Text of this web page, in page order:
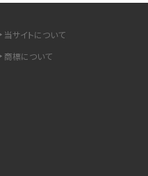
状況の確認手順も紹介
当サイトについて
商標について